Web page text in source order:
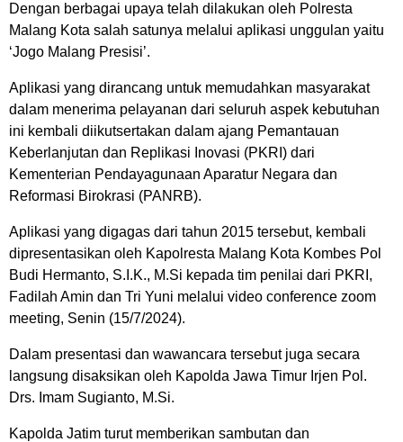
Dengan berbagai upaya telah dilakukan oleh Polresta
Malang Kota salah satunya melalui aplikasi unggulan yaitu
‘Jogo Malang Presisi’.
Aplikasi yang dirancang untuk memudahkan masyarakat
dalam menerima pelayanan dari seluruh aspek kebutuhan
ini kembali diikutsertakan dalam ajang Pemantauan
Keberlanjutan dan Replikasi Inovasi (PKRI) dari
Kementerian Pendayagunaan Aparatur Negara dan
Reformasi Birokrasi (PANRB).
Aplikasi yang digagas dari tahun 2015 tersebut, kembali
dipresentasikan oleh Kapolresta Malang Kota Kombes Pol
Budi Hermanto, S.I.K., M.Si kepada tim penilai dari PKRI,
Fadilah Amin dan Tri Yuni melalui video conference zoom
meeting, Senin (15/7/2024).
Dalam presentasi dan wawancara tersebut juga secara
langsung disaksikan oleh Kapolda Jawa Timur Irjen Pol.
Drs. Imam Sugianto, M.Si.
Kapolda Jatim turut memberikan sambutan dan